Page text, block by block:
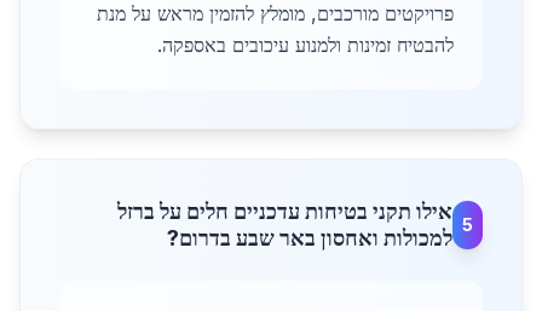
פרויקטים מורכבים, מומלץ להזמין מראש על מנת
להבטיח זמינות ולמנוע עיכובים באספקה.
5
אילו תקני בטיחות עדכניים חלים על ברזל
למכולות ואחסון באר שבע בדרום?